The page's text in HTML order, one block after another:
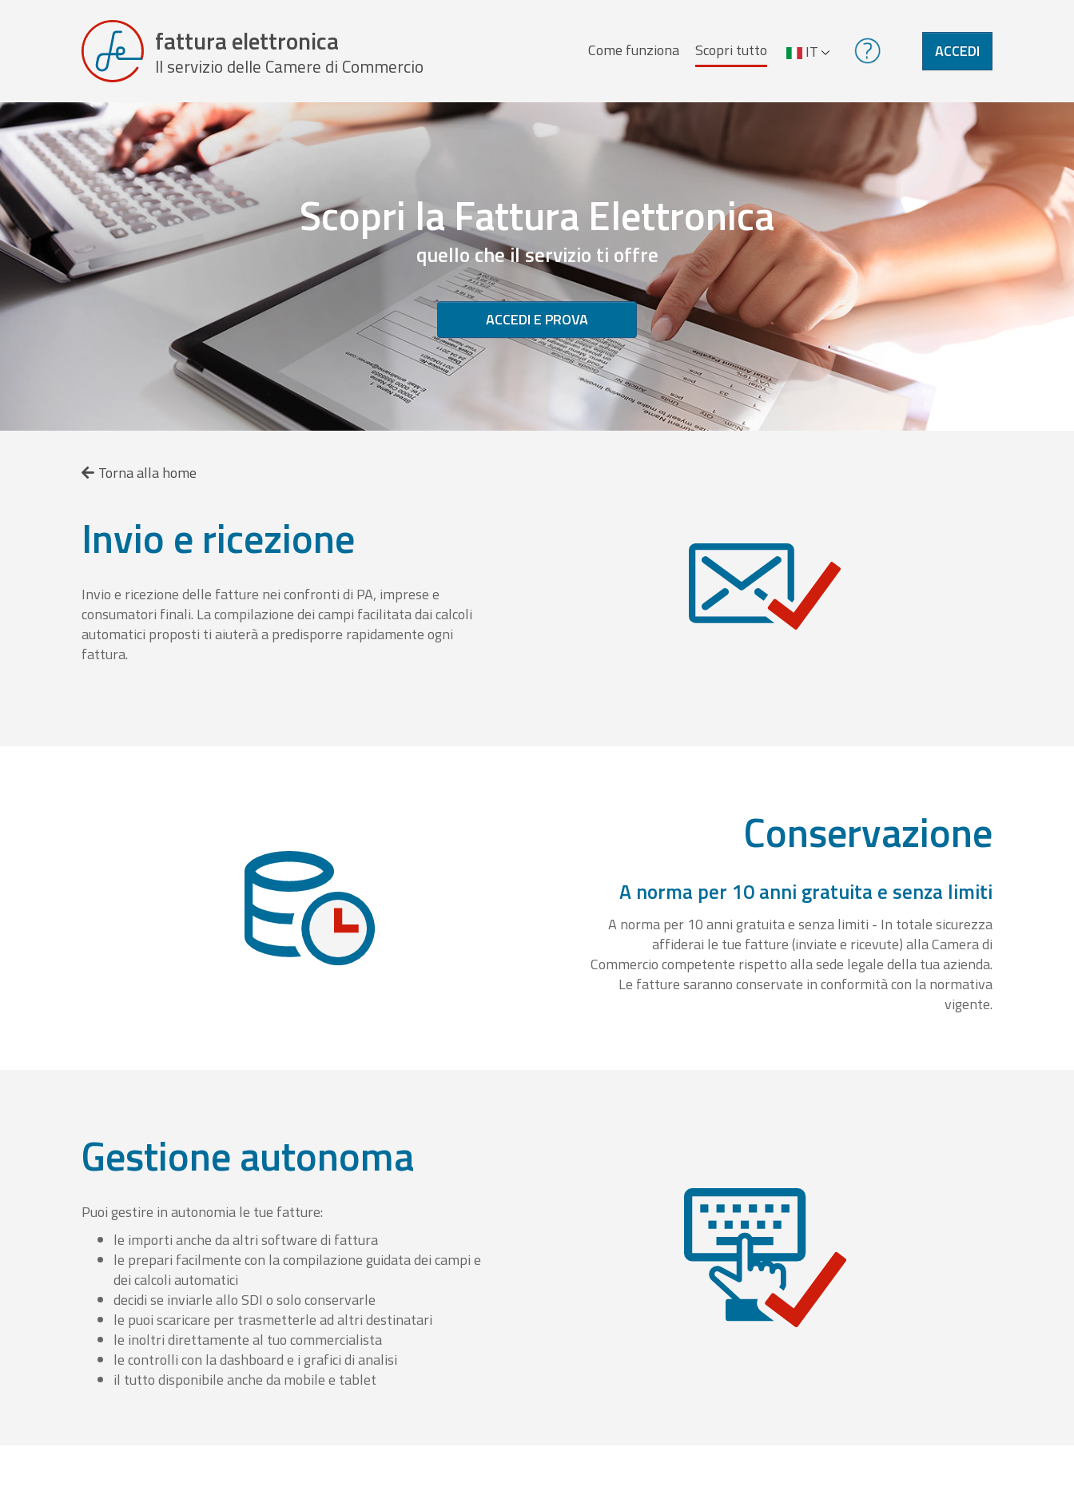
fattura elettronica
Il servizio delle Camere di Commercio Menu
principale
Come funziona Scopri tutto IT ACCEDI
Scopri la Fattura Elettronica
quello che il servizio ti offre
ACCEDI E PROVA
Torna alla home
Invio e ricezione
Invio e ricezione delle fatture nei confronti di PA, imprese e
consumatori finali. La compilazione dei campi facilitata dai calcoli
automatici proposti ti aiuterà a predisporre rapidamente ogni
fattura.
Conservazione
A norma per 10 anni gratuita e senza limiti
A norma per 10 anni gratuita e senza limiti - In totale sicurezza
affiderai le tue fatture (inviate e ricevute) alla Camera di
Commercio competente rispetto alla sede legale della tua azienda.
Le fatture saranno conservate in conformità con la normativa
vigente.
Gestione autonoma
Puoi gestire in autonomia le tue fatture:
le importi anche da altri software di fattura
le prepari facilmente con la compilazione guidata dei campi e
dei calcoli automatici
decidi se inviarle allo SDI o solo conservarle
le puoi scaricare per trasmetterle ad altri destinatari
le inoltri direttamente al tuo commercialista
le controlli con la dashboard e i grafici di analisi
il tutto disponibile anche da mobile e tablet